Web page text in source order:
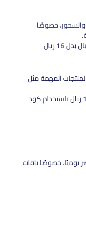
والسحور، خصوصًا
المهمة مثل
مثال: باقة اللمة كانت 280 ريال، صارت 189 ريال باستخدام كود
يوميًا، خصوصًا باقات